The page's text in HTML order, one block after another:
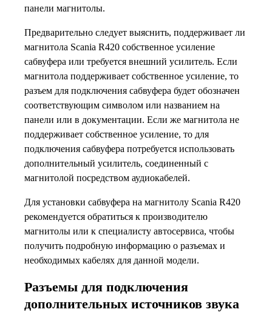
панели магнитолы.
Предварительно следует выяснить, поддерживает ли
магнитола Scania R420 собственное усиление
сабвуфера или требуется внешний усилитель. Если
магнитола поддерживает собственное усиление, то
разъем для подключения сабвуфера будет обозначен
соответствующим символом или названием на
панели или в документации. Если же магнитола не
поддерживает собственное усиление, то для
подключения сабвуфера потребуется использовать
дополнительный усилитель, соединенный с
магнитолой посредством аудиокабелей.
Для установки сабвуфера на магнитолу Scania R420
рекомендуется обратиться к производителю
магнитолы или к специалисту автосервиса, чтобы
получить подробную информацию о разъемах и
необходимых кабелях для данной модели.
Разъемы для подключения
дополнительных источников звука